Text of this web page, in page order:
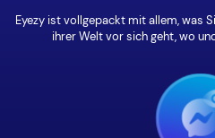
Eyezy ist vollgepackt mit allem, was
ihrer Welt vor sich geht, wo